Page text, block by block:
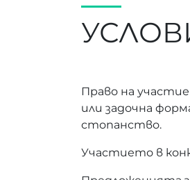
Право на
или задочна
стопанство.
Участието в